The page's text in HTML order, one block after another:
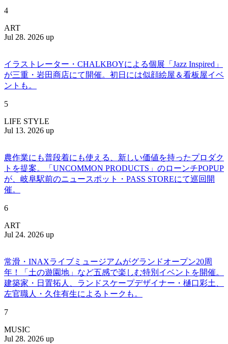
4
ART
Jul 28. 2026 up
イラストレーター・CHALKBOYによる個展「Jazz Inspired」
が三重・岩田商店にて開催。初日には似顔絵屋＆看板屋イベ
ントも。
5
LIFE STYLE
Jul 13. 2026 up
農作業にも普段着にも使える、新しい価値を持ったプロダク
トを提案。「UNCOMMON PRODUCTS」のローンチPOPUP
が、岐阜駅前のニュースポット・PASS STOREにて巡回開
催。
6
ART
Jul 24. 2026 up
常滑・INAXライブミュージアムがグランドオープン20周
年！「土の遊園地」など五感で楽しむ特別イベントを開催。
建築家・日置拓人、ランドスケープデザイナー・樋口彩土、
左官職人・久住有生によるトークも。
7
MUSIC
Jul 28. 2026 up